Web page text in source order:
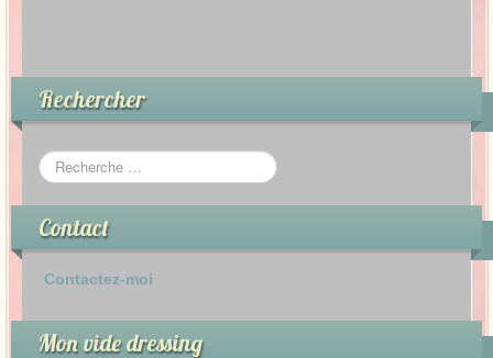
Rechercher
Contact
Contactez-moi
Mon vide dressing